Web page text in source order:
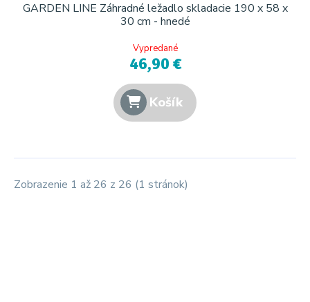
GARDEN LINE Záhradné ležadlo skladacie 190 x 58 x
30 cm - hnedé
Vypredané
46,90 €
Košík
Zobrazenie 1 až 26 z 26 (1 stránok)